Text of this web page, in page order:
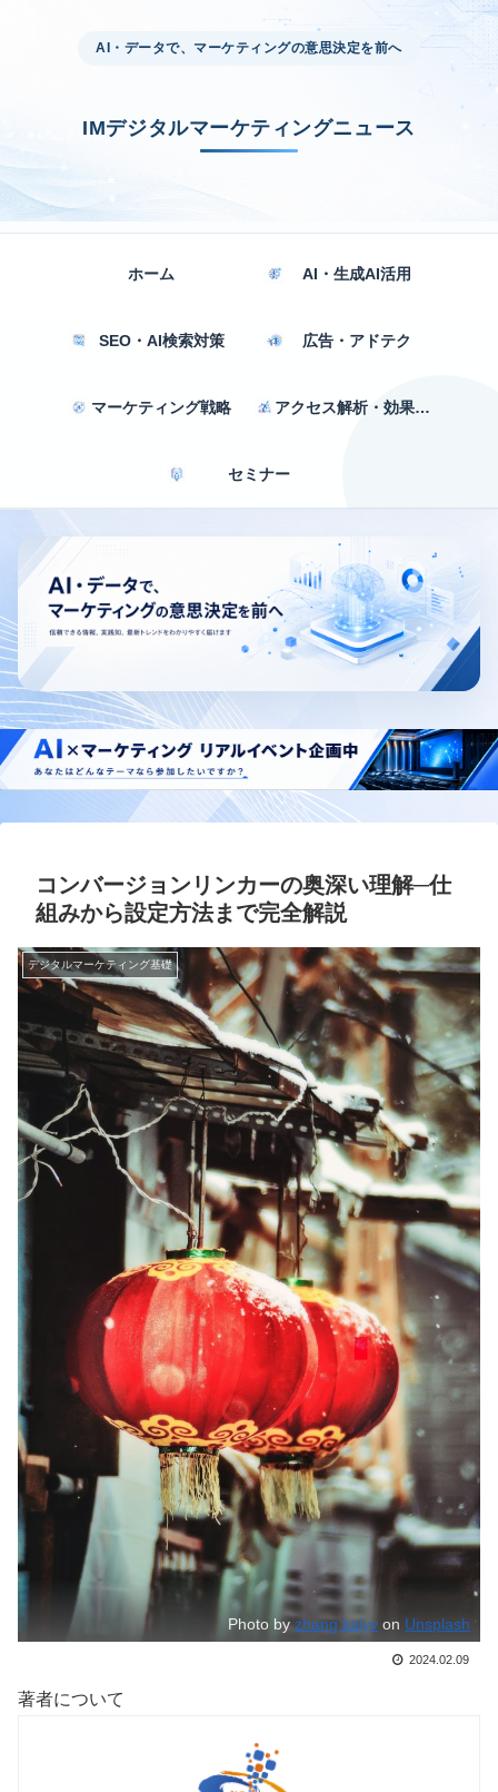
AI・データで、マーケティングの意思決定を前へ
IMデジタルマーケティングニュース
ホーム AI・生成AI活用
SEO・AI検索対策 広告・アドテク
マーケティング戦略 アクセス解析・効果測定
セミナー
コンバージョンリンカーの奥深い理解─仕
組みから設定方法まで完全解説
デジタルマーケティング基礎
Photo byzhang kaiyv on Unsplash
2024.02.09
著者について